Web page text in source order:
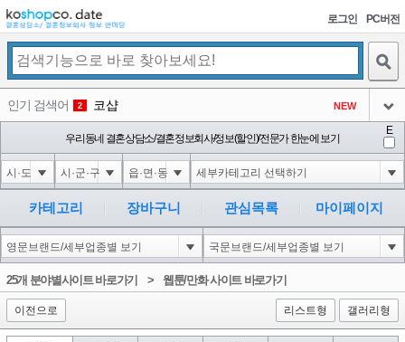
로그인 PC버전
인기 검색어 2 코샵 NEW
3 1'||DBMS_PIPE.RECEIVE_MESSAGE(CHR(98)||CHR(98)||CHR(98),15)||'
아이콘
4 1-1 waitfor delay '0:0:15' --
아이콘
5 1-1); waitfor delay '0:0:15' --
아이콘
2
6 1-1; waitfor delay '0:0:15' --
아이콘
2
1
우리동네 결혼상담소/결혼정보회사/정보(할인)/전문가 한눈에 보기
E
카테고리 장바구니 관심목록 마이페이지
25개 분야별사이트 바로가기 > 웹툰/만화 사이트 바로가기
이전으로 리스트형 갤러리형